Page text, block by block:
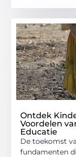
Ontdek
Voordelen
Educatie
De toekomst
fundamenten